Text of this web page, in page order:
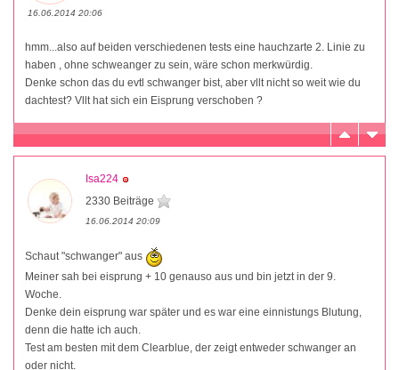
16.06.2014 20:06
hmm...also auf beiden verschiedenen tests eine hauchzarte 2. Linie zu
haben , ohne schweanger zu sein, wäre schon merkwürdig.
Denke schon das du evtl schwanger bist, aber vllt nicht so weit wie du
dachtest? Vllt hat sich ein Eisprung verschoben ?
Isa224
2330 Beiträge
16.06.2014 20:09
Schaut "schwanger" aus
Meiner sah bei eisprung + 10 genauso aus und bin jetzt in der 9.
Woche.
Denke dein eisprung war später und es war eine einnistungs Blutung,
denn die hatte ich auch.
Test am besten mit dem Clearblue, der zeigt entweder schwanger an
oder nicht.